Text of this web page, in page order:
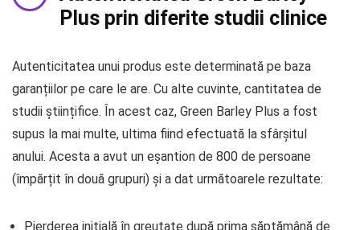
Plus prin diferite studii clinice
Autenticitatea unui produs este determinată pe baza
garanțiilor pe care le are. Cu alte cuvinte, cantitatea de
studii științifice. În acest caz, Green Barley Plus a fost
supus la mai multe, ultima fiind efectuată la sfârșitul
anului. Acesta a avut un eșantion de 800 de persoane
(împărțit în două grupuri) și a dat următoarele rezultate:
Pierderea inițială în greutate după prima săptămână de